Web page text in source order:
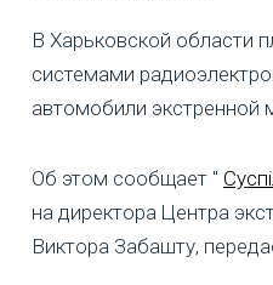
В Харьковской области
системами
автомобили
Об этом сообщает "
на директора Центра
Виктора Забашту,